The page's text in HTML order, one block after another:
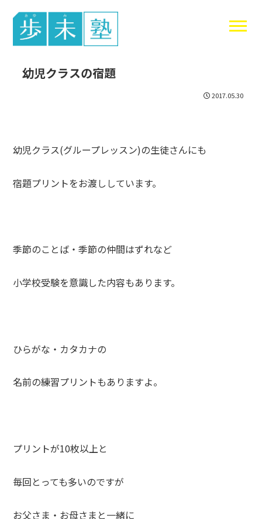
東谷中生の
幼児クラスの宿題
2017.05.30
幼児クラス(グループレッスン)の生徒さんにも
宿題プリントをお渡ししています。
季節のことば・季節の仲間はずれなど
小学校受験を意識した内容もあります。
ひらがな・カタカナの
名前の練習プリントもありますよ。
プリントが10枚以上と
毎回とっても多いのですが
お父さま・お母さまと一緒に